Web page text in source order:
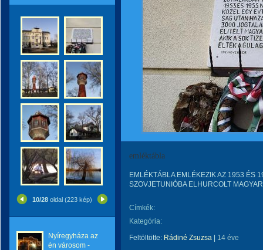
10/28 oldal (223 kép)
Nyíregyháza az
én városom -
emléktábla
EMLÉKTÁBLA EMLÉKEZIK AZ 1953 ÉS
SZOVJETUNIÓBA ELHURCOLT
Címkék:
Kategória:
Feltöltötte: Rádiné Zsuzsa 14 éve